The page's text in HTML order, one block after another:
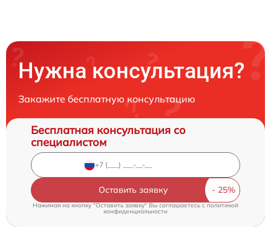
Нужна консультация?
Закажите бесплатную консультацию
Бесплатная консультация со
специалистом
Оставить заявку
Нажимая на кнопку "Оставить заявку" Вы соглашаетесь cполитикой
конфиденциальности